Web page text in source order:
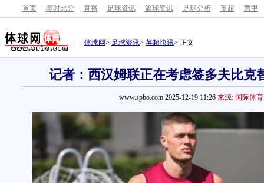
首页 - 即时比分 - 直播 - 足球资讯 - 篮球资讯 - 足球分析 - 英超 - 西甲 -
体球网> 足球资讯> 英超快讯> 正文
记者：西汉姆联正在考虑签多夫比克
www.spbo.com 2025-12-19 11:26 来源: 国际体育